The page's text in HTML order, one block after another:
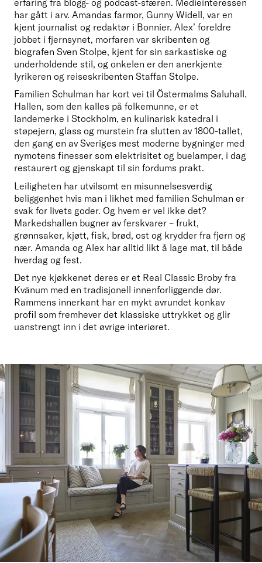
har gått i arv. Amandas farmor, Gunny Widell, var en
kjent journalist og redaktør i Bonnier. Alex’ foreldre
jobbet i fjernsynet, morfaren var skribenten og
biografen Sven Stolpe, kjent for sin sarkastiske og
underholdende stil, og onkelen er den anerkjente
Familien Schulman har kort vei til Östermalms Saluhall.
Hallen, som den kalles på folkemunne, er et
landemerke i Stockholm, en kulinarisk katedral i
støpejern, glass og murstein fra slutten av 1800-tallet,
den gang en av Sveriges mest moderne bygninger med
nymotens finesser som elektrisitet og buelamper, i dag
Leiligheten har utvilsomt en misunnelsesverdig
beliggenhet hvis man i likhet med familien Schulman er
svak for livets goder. Og hvem er vel ikke det?
Markedshallen bugner av ferskvarer – frukt,
grønnsaker, kjøtt, fisk, brød, ost og krydder fra fjern og
nær. Amanda og Alex har alltid likt å lage mat, til både
Det nye kjøkkenet deres er et Real Classic Broby fra
Kvänum med en tradisjonell innenforliggende dør.
Rammens innerkant har en mykt avrundet konkav
profil som fremhever det klassiske uttrykket og glir
uanstrengt inn i det øvrige interiøret.